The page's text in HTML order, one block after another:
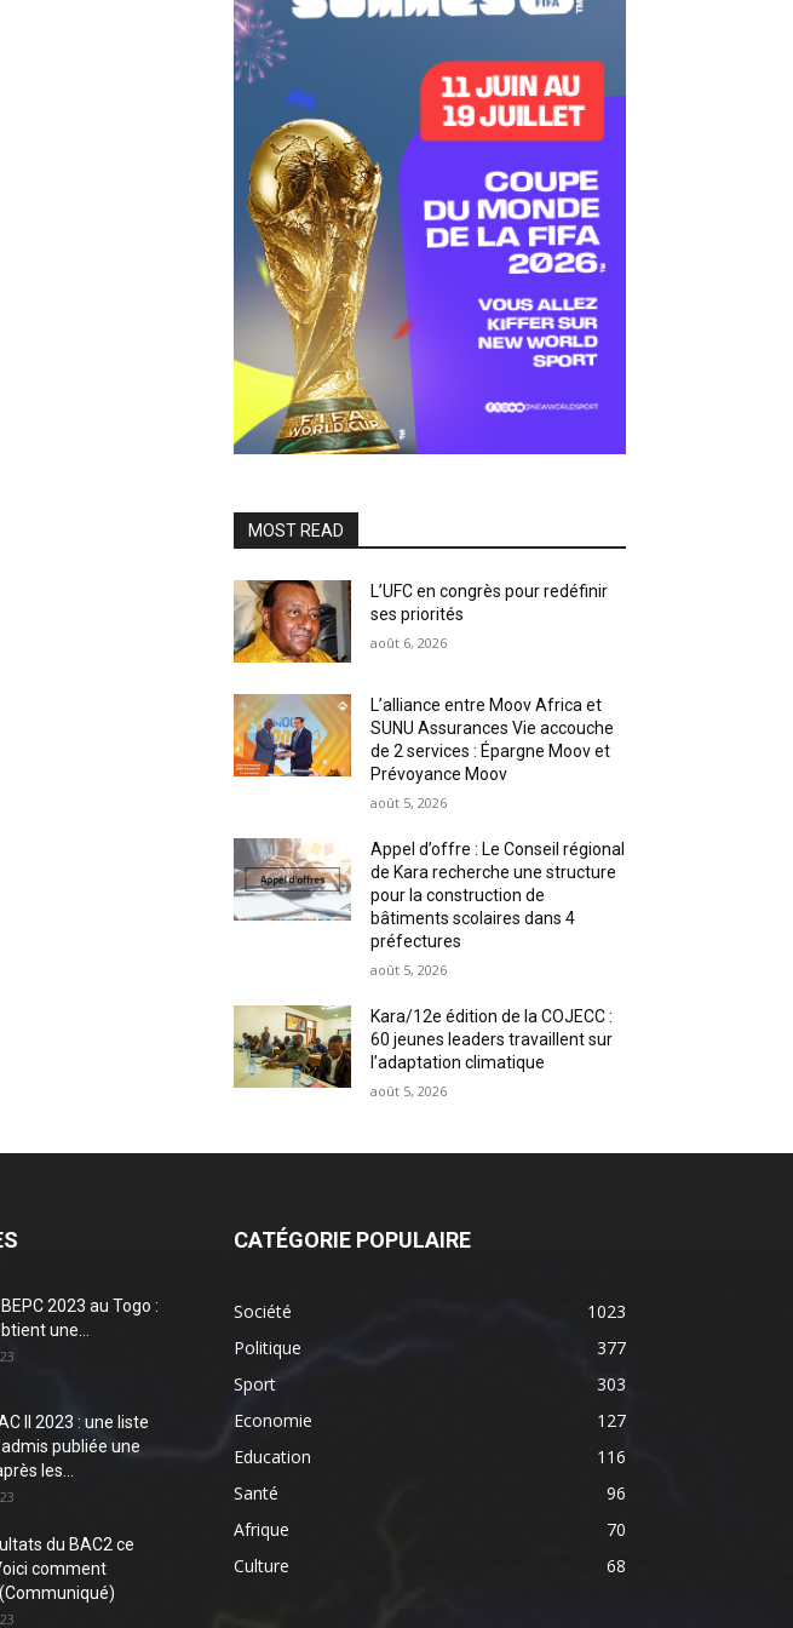
MOST READ
L’UFC en congrès pour redéfinir
ses priorités
août 6, 2026
L’alliance entre Moov Africa et
SUNU Assurances Vie accouche
de 2 services : Épargne Moov et
Prévoyance Moov
août 5, 2026
Appel d’offre : Le Conseil régional
de Kara recherche une structure
pour la construction de
bâtiments scolaires dans 4
préfectures
août 5, 2026
Kara/12e édition de la COJECC :
60 jeunes leaders travaillent sur
l’adaptation climatique
août 5, 2026
2023 au Togo :
une...
II 2023 : une liste
publiée une
les...
du BAC2 ce
comment
CATÉGORIE POPULAIRE
Société
1023
Politique
377
Sport
303
Economie
127
Education
116
Santé
96
Afrique
70
Culture
68